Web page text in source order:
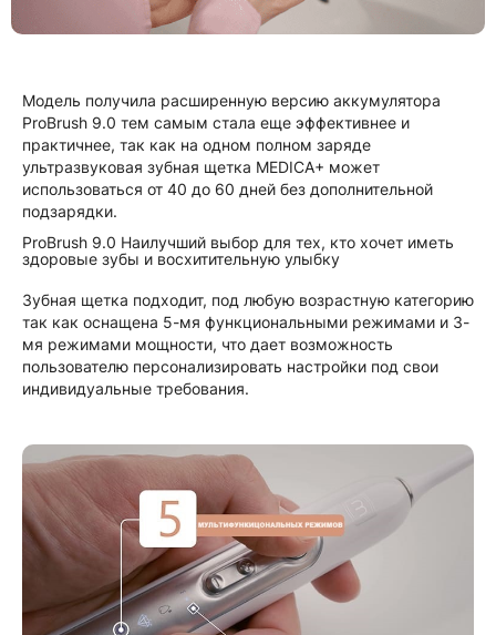
Модель получила расширенную версию аккумулятора
ProBrush 9.0 тем самым стала еще эффективнее и
практичнее, так как на одном полном заряде
ультразвуковая зубная щетка MEDICA+ может
использоваться от 40 до 60 дней без дополнительной
подзарядки.
ProBrush 9.0 Наилучший выбор для тех, кто хочет иметь
здоровые зубы и восхитительную улыбку
Зубная щетка подходит, под любую возрастную категорию
так как оснащена 5-мя функциональными режимами и 3-
мя режимами мощности, что дает возможность
пользователю персонализировать настройки под свои
индивидуальные требования.